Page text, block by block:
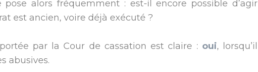
pose alors fréquemment : est-il encore possible d’agir
est ancien, voire déjà exécuté ?
par la Cour de cassation est claire : oui, lorsqu’il
abusives.